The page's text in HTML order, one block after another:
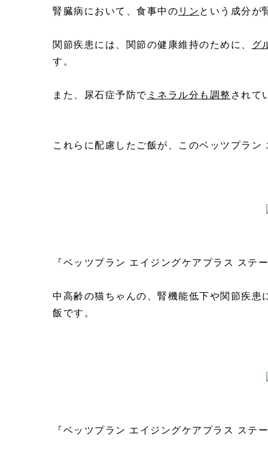
腎臓病において、食事中の リン という成分が
関節疾患には、関節の健康維持のために、 グ
す。
また、尿石症予防で ミネラル分も調整 されて
これらに配慮したご飯が、このベッツプラ
『ベッツプラン エイジングケアプラス ステ
中高齢の猫ちゃんの、腎機能低下や関節疾患
飯です。
『ベッツプラン エイジングケアプラス ステ